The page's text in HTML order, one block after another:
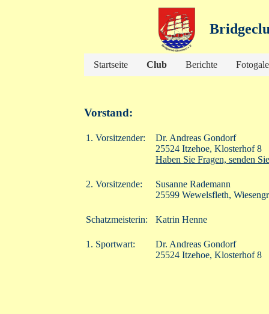
Startseite Club Berichte
Vorstand:
1. Vorsitzender:
Dr. Andreas Gondorf
25524 Itzehoe, Klosterhof 8
Haben Sie Fragen, senden
2. Vorsitzende:
Susanne Rademann
25599 Wewelsfleth,
Schatzmeisterin: Katrin Henne
1. Sportwart:
Dr. Andreas Gondorf
25524 Itzehoe, Klosterhof 8